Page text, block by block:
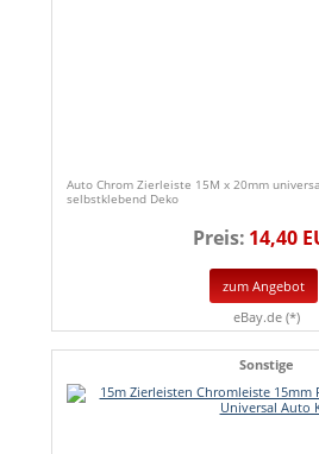
Auto Chrom Zierleiste 15M x 20mm
selbstklebend Deko
Preis: 14,40
zum Angebot
eBay.de (*)
Sonstige